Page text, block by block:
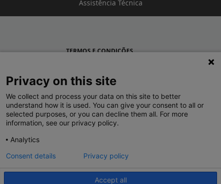
Assistência Técnica
TERMOS E CONDIÇÕES
LEGRAND PORTUGAL
GRUPO LEGRAND NO MUNDO
Privacy on this site
We collect and process your data on this site to better
understand how it is used. You can give your consent to all or
selected purposes, or you can decline them all. For more
information, see our privacy policy.
Analytics
Accept all
Consent details Privacy policy